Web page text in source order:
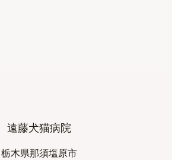
遠藤犬猫病院
栃木県那須塩原市